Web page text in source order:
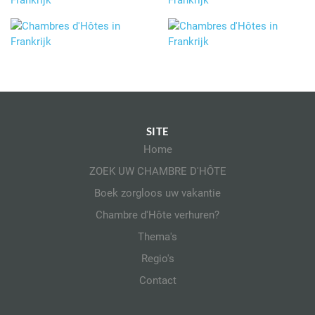
SITE
Home
ZOEK UW CHAMBRE D'HÔTE
Boek zorgloos uw vakantie
Chambre d'Hôte verhuren?
Thema's
Regio's
Contact